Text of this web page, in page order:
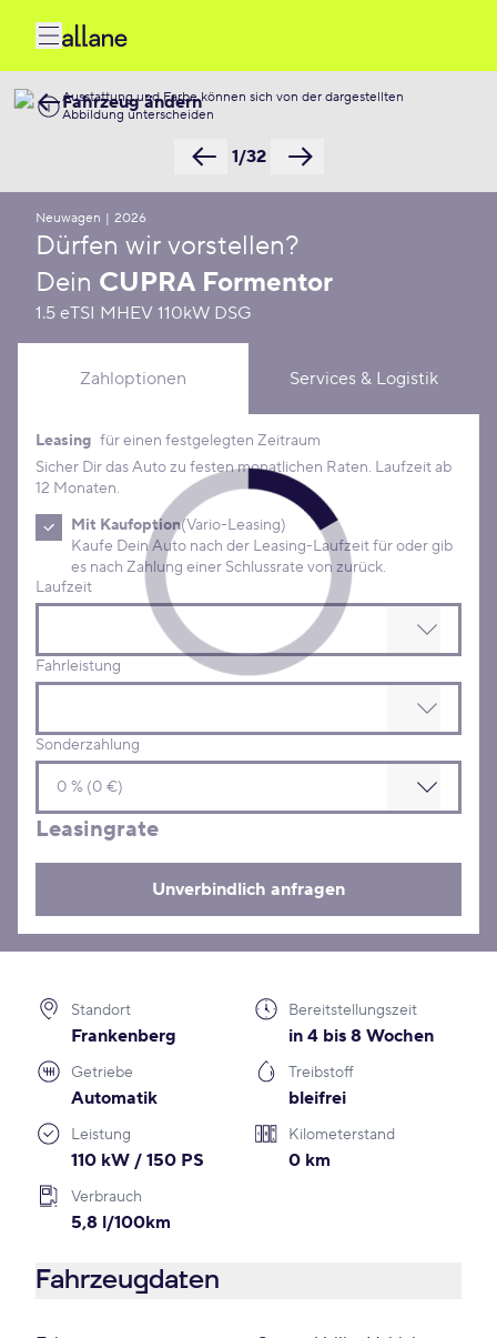
Ausstattung und Farbe können sich von der dargestellten
Abbildung unterscheiden
1/32
Fahrzeug ändern
Neuwagen | 2026
Dürfen wir vorstellen?
Dein CUPRA Formentor
1.5 eTSI MHEV 110kW DSG
Zahloptionen Services & Logistik
Leasing Konditionen
Leasing für einen festgelegten Zeitraum
Sicher Dir das Auto zu festen monatlichen Raten. Laufzeit ab
12 Monaten.
Mit Kaufoption(Vario-Leasing)
Kaufe Dein Auto nach der Leasing-Laufzeit für oder gib
es nach Zahlung einer Schlussrate von zurück.
Laufzeit
Fahrleistung
Sonderzahlung
Leasingrate
Unverbindlich anfragen
Standort
Frankenberg
Bereitstellungszeit
in 4 bis 8 Wochen
Getriebe
Automatik
Treibstoff
bleifrei
Leistung
110 kW / 150 PS
Kilometerstand
0 km
Verbrauch
5,8 l/100km
Fahrzeugdaten